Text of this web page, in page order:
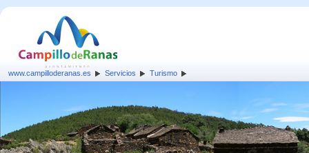
www.campilloderanas.es Servicios Turismo